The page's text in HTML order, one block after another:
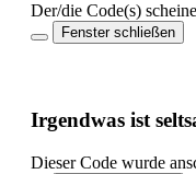
Der/die Code(s)
Fenster schließen
Irgendwas ist
Dieser Code wurde